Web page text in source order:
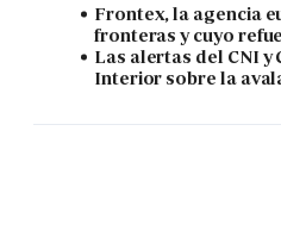
Frontex, la agencia
fronteras y cuyo
Las alertas del CNI y
Interior sobre la